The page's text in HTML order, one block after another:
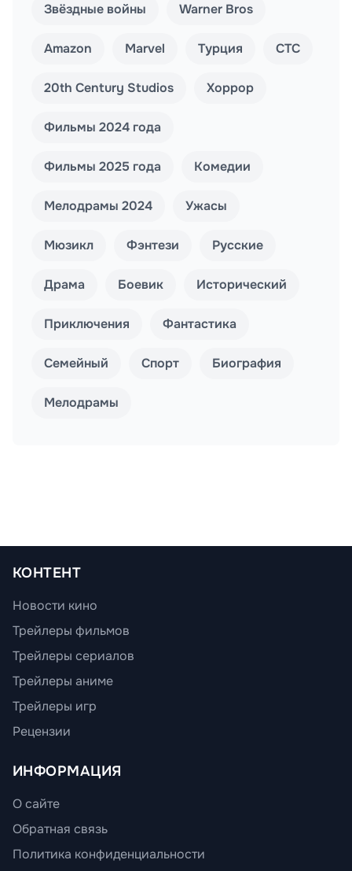
Звёздные войны Warner Bros
Amazon Marvel Турция СТС
20th Century Studios Хоррор
Фильмы 2024 года
Фильмы 2025 года Комедии
Мелодрамы 2024 Ужасы
Мюзикл Фэнтези Русские
Драма Боевик Исторический
Приключения Фантастика
Семейный Спорт Биография
Мелодрамы
КОНТЕНТ
Новости кино
Трейлеры фильмов
Трейлеры сериалов
Трейлеры аниме
Трейлеры игр
Рецензии
ИНФОРМАЦИЯ
О сайте
Обратная связь
Политика конфиденциальности